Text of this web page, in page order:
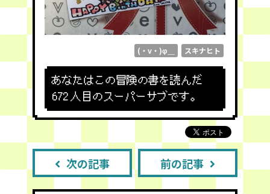
(・v・)φ＿ スキナヒト
あなたはこの冒険の書を読んだ
672 人目のスーパーサブです。
次の記事 前の記事